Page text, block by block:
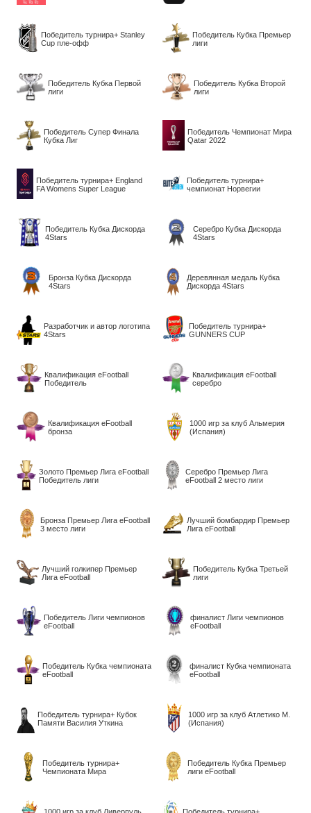
Победитель турнира+ Stanley
Cup пле-офф
Победитель Кубка Премьер
лиги
Победитель Кубка Первой
лиги
Победитель Кубка Второй
лиги
Победитель Супер Финала
Кубка Лиг
Победитель Чемпионат Мира
Qatar 2022
Победитель турнира+ England
FA Womens Super League
Победитель турнира+
чемпионат Норвегии
Победитель Кубка Дискорда
4Stars
Серебро Кубка Дискорда
4Stars
Бронза Кубка Дискорда
4Stars
Деревянная медаль Кубка
Дискорда 4Stars
Разработчик и автор логотипа
4Stars
Победитель турнира+
GUNNERS CUP
Квалификация eFootball
Победитель
Квалификация eFootball
серебро
Квалификация eFootball
бронза
1000 игр за клуб Альмерия
(Испания)
Золото Премьер Лига eFootball
Победитель лиги
Серебро Премьер Лига
eFootball 2 место лиги
Бронза Премьер Лига eFootball
3 место лиги
Лучший бомбардир Премьер
Лига eFootball
Лучший голкипер Премьер
Лига eFootball
Победитель Кубка Третьей
лиги
Победитель Лиги чемпионов
eFootball
финалист Лиги чемпионов
eFootball
Победитель Кубка чемпионата
еFootball
финалист Кубка чемпионата
еFootball
Победитель турнира+ Кубок
Памяти Василия Уткина
1000 игр за клуб Атлетико М.
(Испания)
Победитель турнира+
Чемпионата Мира
Победитель Кубка Премьер
лиги еFootball